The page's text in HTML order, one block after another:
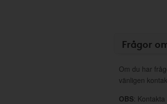
Frågor
Om du har
vänligen
OBS: